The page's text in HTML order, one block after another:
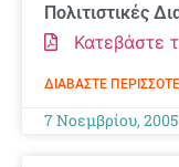
Πολιτιστικές
Κατεβάστε
ΔΙΑΒΆΣΤΕ
7 Νοεμβρίου, 2005